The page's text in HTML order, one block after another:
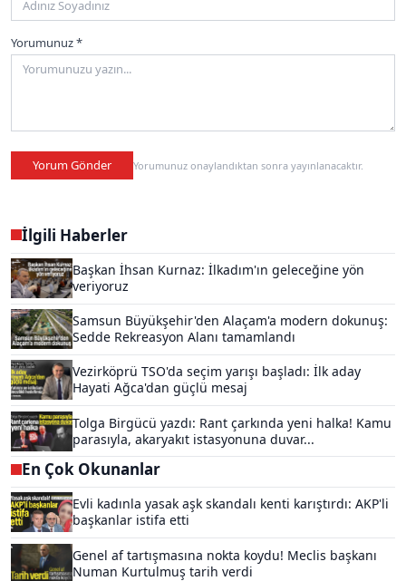
Yorumunuz *
Yorum Gönder Yorumunuz onaylandıktan sonra yayınlanacaktır.
İlgili Haberler
Başkan İhsan Kurnaz: İlkadım'ın geleceğine yön
veriyoruz
Samsun Büyükşehir'den Alaçam'a modern dokunuş:
Sedde Rekreasyon Alanı tamamlandı
Vezirköprü TSO'da seçim yarışı başladı: İlk aday
Hayati Ağca'dan güçlü mesaj
Tolga Birgücü yazdı: Rant çarkında yeni halka! Kamu
parasıyla, akaryakıt istasyonuna duvar...
En Çok Okunanlar
Evli kadınla yasak aşk skandalı kenti karıştırdı: AKP'li
başkanlar istifa etti
Genel af tartışmasına nokta koydu! Meclis başkanı
Numan Kurtulmuş tarih verdi